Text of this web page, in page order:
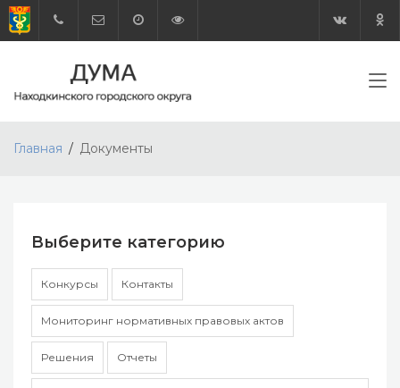
Главная Документы
Выберите категорию
Конкурсы Контакты
Мониторинг нормативных правовых актов
Решения Отчеты